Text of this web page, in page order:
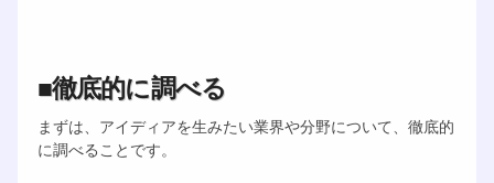
■徹底的に調べる
まずは、アイディアを生みたい業界や分野について、徹底的
に調べることです。